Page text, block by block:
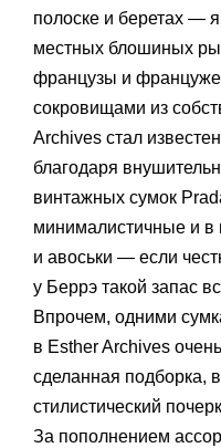
полоске и беретах —
местных блошиных
французы и
сокровищами из
Archives стал
благодаря
винтажных сумок
минималистичные и в
и авоськи — если
у Беррэ такой запас
Впрочем, одними
в Esther Archives
сделанная подборка,
стилистический
За пополнением